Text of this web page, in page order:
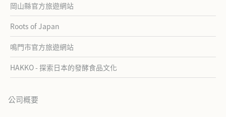
岡山縣官方旅遊網站
Roots of Japan
鳴門市官方旅遊網站
HAKKO - 探索日本的發酵食品文化
公司概要